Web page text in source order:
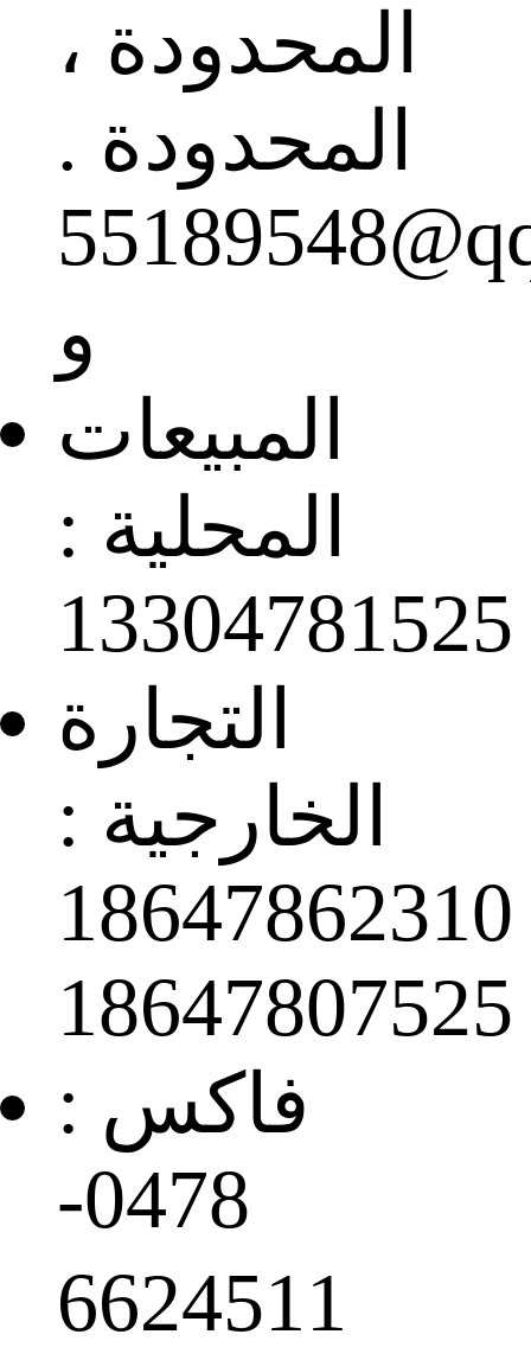
المحدودة ،
المحدودة .
55189548@qq.com
و
المبيعات
المحلية :
13304781525
التجارة
الخارجية :
18647862310
18647807525
فاكس :
0478-
6624511 ゟ